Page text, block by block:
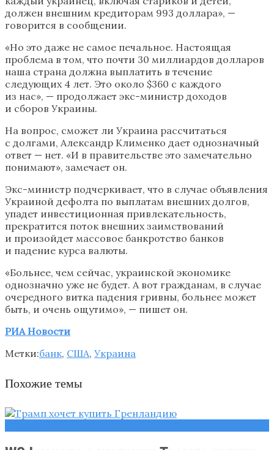
должен внешним кредиторам 993 доллара», —
говорится в сообщении.
«Но это даже не самое печальное. Настоящая
проблема в том, что почти 30 миллиардов долларов
наша страна должна выплатить в течение
следующих 4 лет. Это около $360 с каждого
из нас», — продолжает экс-министр доходов
и сборов Украины.
На вопрос, сможет ли Украина рассчитаться
с долгами, Александр Клименко дает однозначный
ответ — нет. «И в правительстве это замечательно
понимают», замечает он.
Экс-министр подчеркивает, что в случае объявления
Украиной дефолта по выплатам внешних долгов,
упадет инвестиционная привлекательность,
прекратится поток внешних заимствований
и произойдет массовое банкротство банков
и падение курса валюты.
«Больнее, чем сейчас, украинской экономике
однозначно уже не будет. А вот гражданам, в случае
очередного витка падения гривны, больнее может
быть, и очень ощутимо», — пишет он.
РИА Новости
Метки:банк, США, Украина
Похожие темы